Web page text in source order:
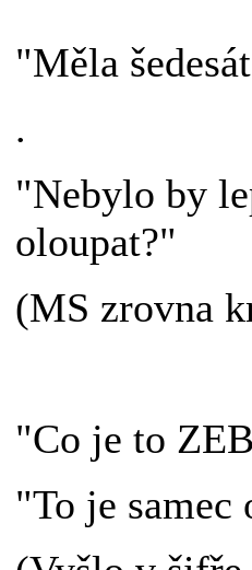
"Měla
.
"Nebylo by
oloupat?"
(MS zrovna
"Co je to
"To je samec